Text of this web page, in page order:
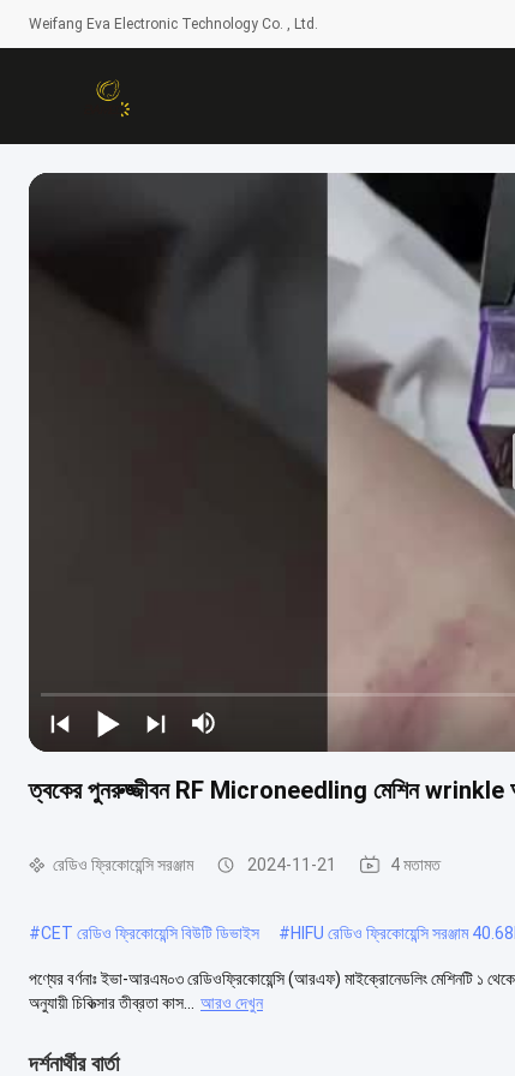
Weifang Eva Electronic Technology Co. , Ltd.
ত্বকের পুনরুজ্জীবন RF Microneedling মেশিন wrinkle
রেডিও ফ্রিকোয়েন্সি সরঞ্জাম 2024-11-21 4 মতামত
#CET রেডিও ফ্রিকোয়েন্সি বিউটি ডিভাইস #HIFU রেডিও ফ্রিকোয়েন্সি সরঞ্জাম
পণ্যের বর্ণনাঃ ইভা-আরএম০৩ রেডিওফ্রিকোয়েন্সি (আরএফ) মাইক্রোনেডলিং মেশিনটি ১
অনুযায়ী চিকিত্সার তীব্রতা কাস...
আরও দেখুন
দর্শনার্থীর বার্তা